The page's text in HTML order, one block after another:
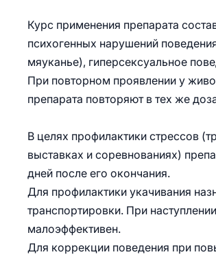
Курс применения препарата
психогенных нарушений
мяуканье), гиперсексуальное
При повторном проявлении у
препарата повторяют в тех же
В целях профилактики стрессов
выставках и соревнованиях)
дней после его окончания.
Для профилактики укачивания
транспортировки. При
малоэффективен.
Для коррекции поведения при